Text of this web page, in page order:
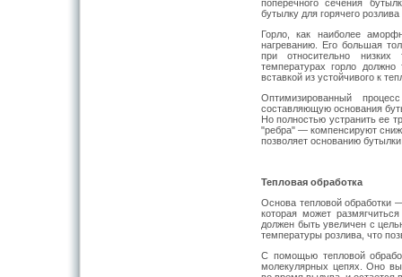
поперечного сечения
бутылку для горячего
Горло, как наиболее
нагреванию. Его большая
при относительно
температурах горло должно
вставкой из устойчивого к
Оптимизированный
составляющую основания
Но полностью устранить ее
"ребра" — компенсируют
позволяет основанию
Тепловая обработка
Основа тепловой
которая может
должен быть увеличен с
температуры розлива, что
С помощью тепловой
молекулярных цепях. Оно